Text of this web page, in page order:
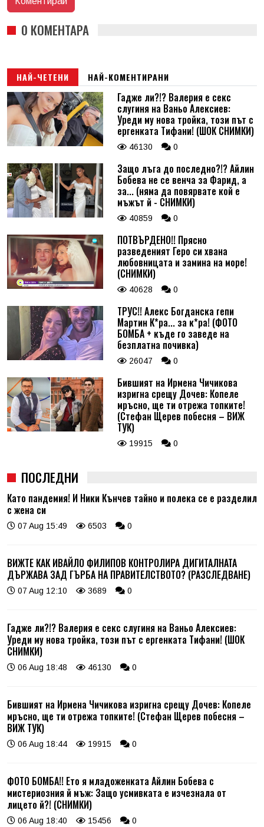
0 КОМЕНТАРА
НАЙ-ЧЕТЕНИ НАЙ-КОМЕНТИРАНИ
Гадже ли?!? Валерия е секс
слугиня на Ваньо Алексиев:
Уреди му нова тройка, този път с
ергенката Тифани! (ШОК СНИМКИ)
46130 0
Защо лъга до последно?!? Айлин
Бобева не се венча за Фарид, а
за... (няма да повярвате кой е
мъжът й - СНИМКИ)
40859 0
ПОТВЪРДЕНО!! Прясно
разведеният Геро си хвана
любовницата и замина на море!
(СНИМКИ)
40628 0
ТРУС!! Алекс Богданска гепи
Мартин К*ра... за к*ра! (ФОТО
БОМБА + къде го заведе на
безплатна почивка)
26047 0
Бившият на Ирмена Чичикова
изригна срещу Дочев: Копеле
мръсно, ще ти отрежа топките!
(Стефан Щерев побесня – ВИЖ
ТУК)
19915 0
ПОСЛЕДНИ
Като пандемия! И Ники Кънчев тайно и полека се е разделил
с жена си
07 Aug 15:49 6503 0
ВИЖТЕ КАК ИВАЙЛО ФИЛИПОВ КОНТРОЛИРА ДИГИТАЛНАТА
ДЪРЖАВА ЗАД ГЪРБА НА ПРАВИТЕЛСТВОТО? (РАЗСЛЕДВАНЕ)
07 Aug 12:10 3689 0
Гадже ли?!? Валерия е секс слугиня на Ваньо Алексиев:
Уреди му нова тройка, този път с ергенката Тифани! (ШОК
СНИМКИ)
06 Aug 18:48 46130 0
Бившият на Ирмена Чичикова изригна срещу Дочев: Копеле
мръсно, ще ти отрежа топките! (Стефан Щерев побесня –
ВИЖ ТУК)
06 Aug 18:44 19915 0
ФОТО БОМБА!! Ето я младоженката Айлин Бобева с
мистериозния й мъж: Защо усмивката е изчезнала от
лицето й?! (СНИМКИ)
06 Aug 18:40 15456 0